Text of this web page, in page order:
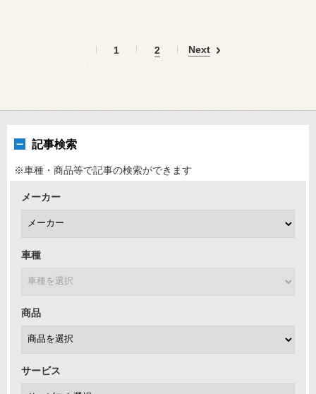
1 2 Next
記事検索
※車種・商品等で記事の検索ができます
メーカー
車種
商品
サービス